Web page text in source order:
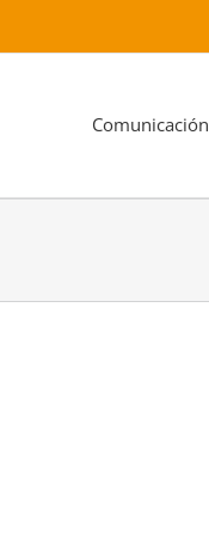
Comunicación